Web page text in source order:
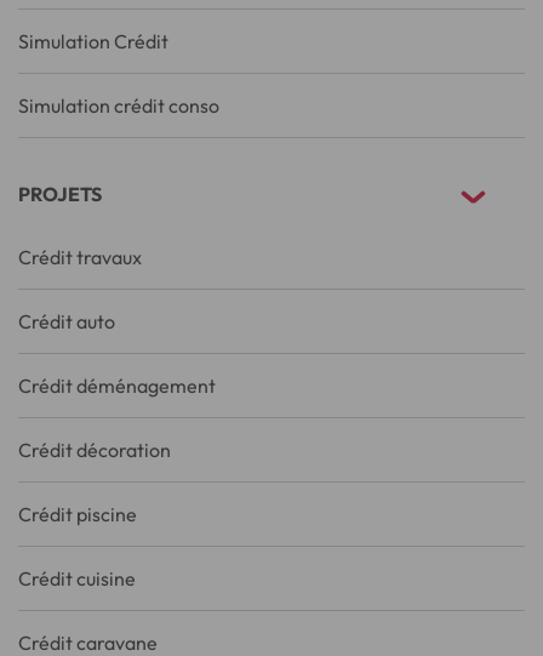
Simulation Crédit
Simulation crédit conso
PROJETS
Crédit travaux
Crédit auto
Crédit déménagement
Crédit décoration
Crédit piscine
Crédit cuisine
Crédit caravane